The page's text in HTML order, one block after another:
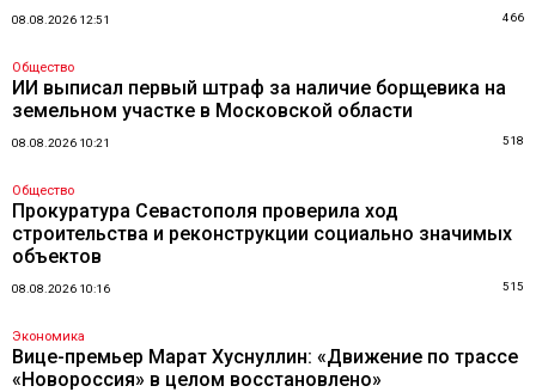
08.08.2026 12:51 466
Общество
ИИ выписал первый штраф за наличие борщевика на
земельном участке в Московской области
08.08.2026 10:21 518
Общество
Прокуратура Севастополя проверила ход
строительства и реконструкции социально значимых
объектов
08.08.2026 10:16 515
Экономика
Вице-премьер Марат Хуснуллин: «Движение по трассе
«Новороссия» в целом восстановлено»